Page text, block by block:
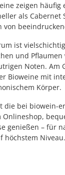
zeigen häufig
als Cabernet
von
ist
und
Noten. Am
Bioweine mit
Körper.
die bei biowein-
genießen – für
höchstem Niveau.